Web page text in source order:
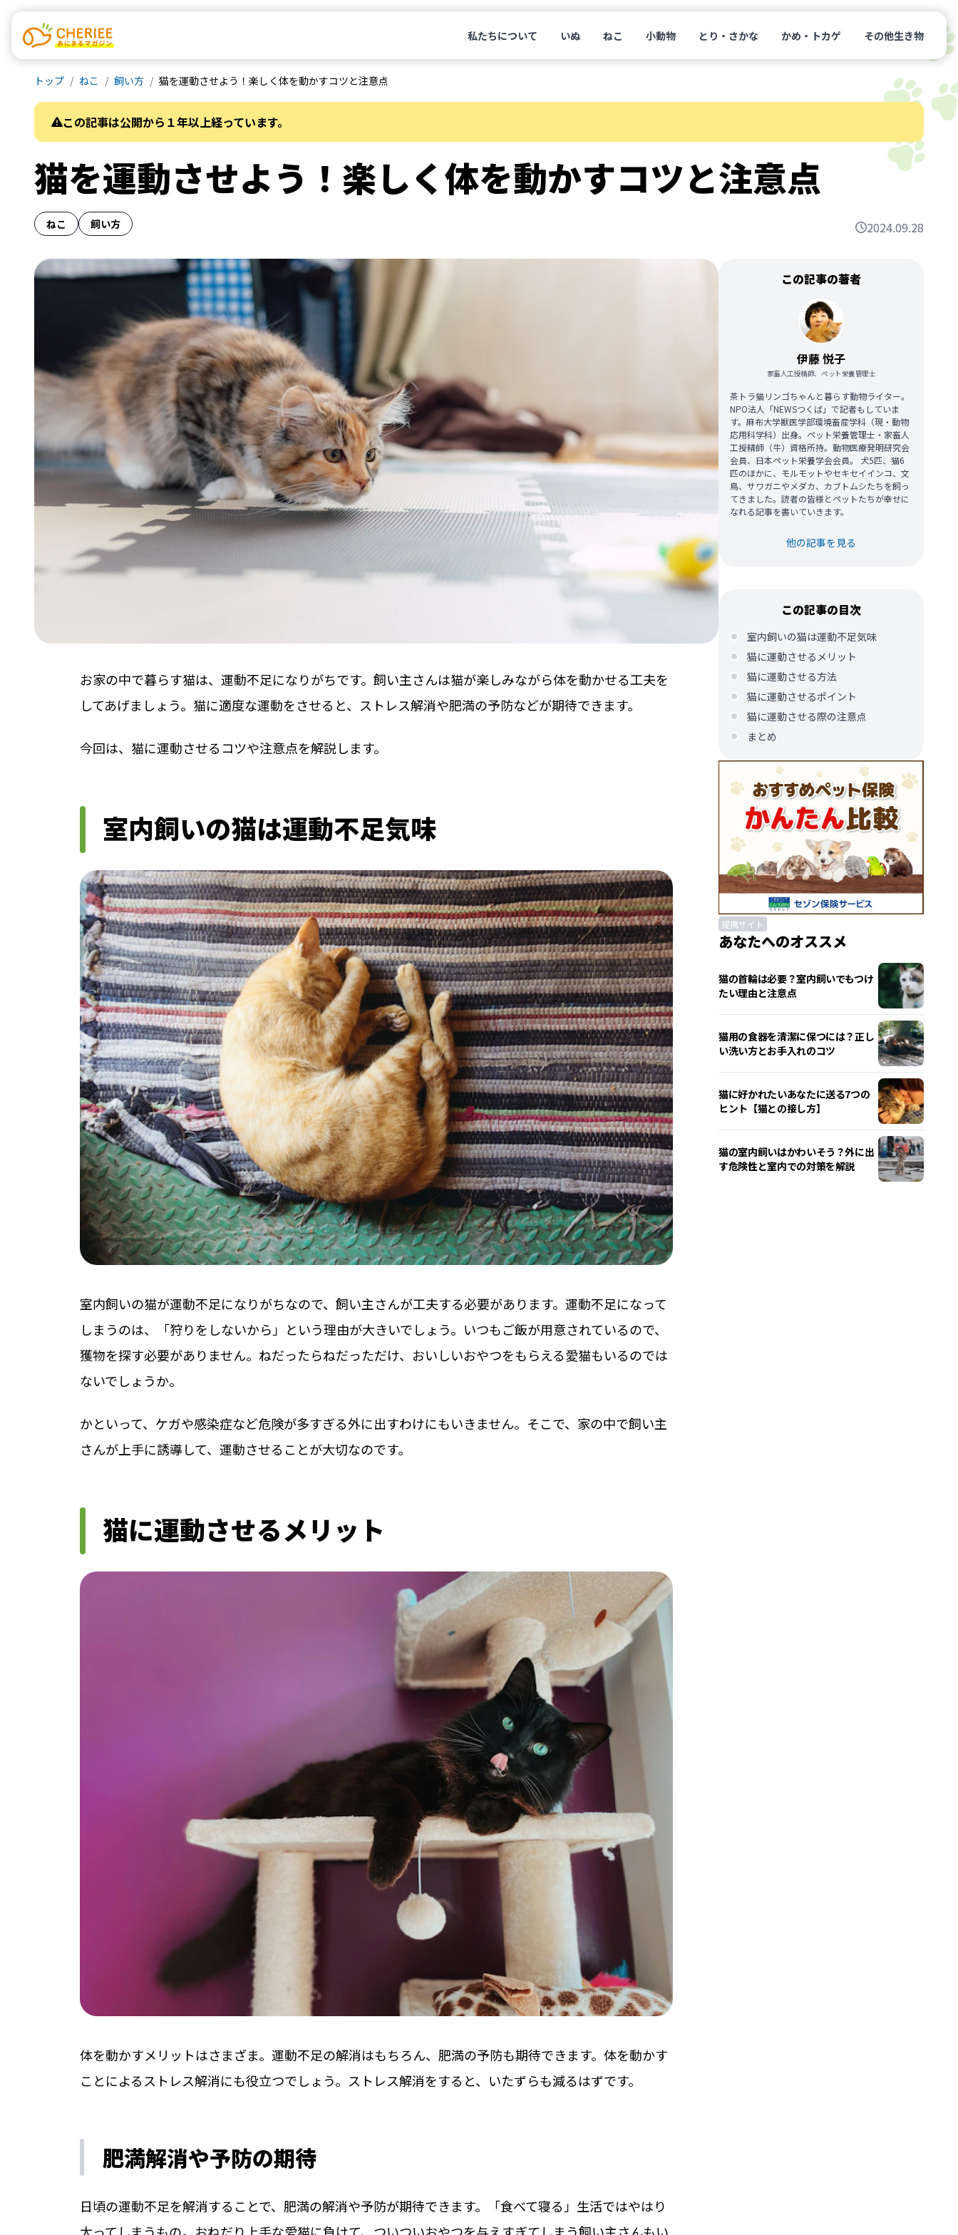
私たちについて いぬ ねこ 小動物 とり・さかな かめ・トカゲ その他生き物
トップ ねこ 飼い方 猫を運動させよう！楽しく体を動かすコツと注意点
この記事は公開から１年以上経っています。
猫を運動させよう！楽しく体を動かすコツと注意点
ねこ 飼い方 2024.09.28
お家の中で暮らす猫は、運動不足になりがちです。飼い主さんは猫が楽しみながら体を動かせる工夫を
してあげましょう。猫に適度な運動をさせると、ストレス解消や肥満の予防などが期待できます。
今回は、猫に運動させるコツや注意点を解説します。
室内飼いの猫は運動不足気味
室内飼いの猫が運動不足になりがちなので、飼い主さんが工夫する必要があります。運動不足になって
しまうのは、「狩りをしないから」という理由が大きいでしょう。いつもご飯が用意されているので、
獲物を探す必要がありません。ねだったらねだっただけ、おいしいおやつをもらえる愛猫もいるのでは
ないでしょうか。
かといって、ケガや感染症など危険が多すぎる外に出すわけにもいきません。そこで、家の中で飼い主
さんが上手に誘導して、運動させることが大切なのです。
猫に運動させるメリット
体を動かすメリットはさまざま。運動不足の解消はもちろん、肥満の予防も期待できます。体を動かす
ことによるストレス解消にも役立つでしょう。ストレス解消をすると、いたずらも減るはずです。
肥満解消や予防の期待
日頃の運動不足を解消することで、肥満の解消や予防が期待できます。「食べて寝る」生活ではやはり
この記事の著者
伊藤 悦子
家畜人工授精師、ペット栄養管理士
茶トラ猫リンゴちゃんと暮らす動物ライター。
NPO法人「NEWSつくば」で記者もしていま
す。麻布大学獣医学部環境畜産学科（現・動物
応用科学科）出身。ペット栄養管理士・家畜人
工授精師（牛）資格所持。動物医療発明研究会
会員、日本ペット栄養学会会員。 犬5匹、猫6
匹のほかに、モルモットやセキセイインコ、文
鳥、サワガニやメダカ、カブトムシたちを飼っ
てきました。読者の皆様とペットたちが幸せに
なれる記事を書いていきます。
他の記事を見る
この記事の目次
室内飼いの猫は運動不足気味
猫に運動させるメリット
猫に運動させる方法
猫に運動させるポイント
猫に運動させる際の注意点
まとめ
提携サイト
あなたへのオススメ
猫の首輪は必要？室内飼いでもつけ
たい理由と注意点
猫用の食器を清潔に保つには？正し
い洗い方とお手入れのコツ
猫に好かれたいあなたに送る7つの
ヒント【猫との接し方】
猫の室内飼いはかわいそう？外に出
す危険性と室内での対策を解説